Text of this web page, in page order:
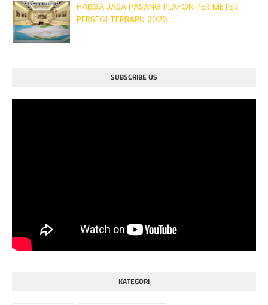
HARGA JASA PASANG PLAFON PER METER
PERSEGI TERBARU 2026
SUBSCRIBE US
KATEGORI